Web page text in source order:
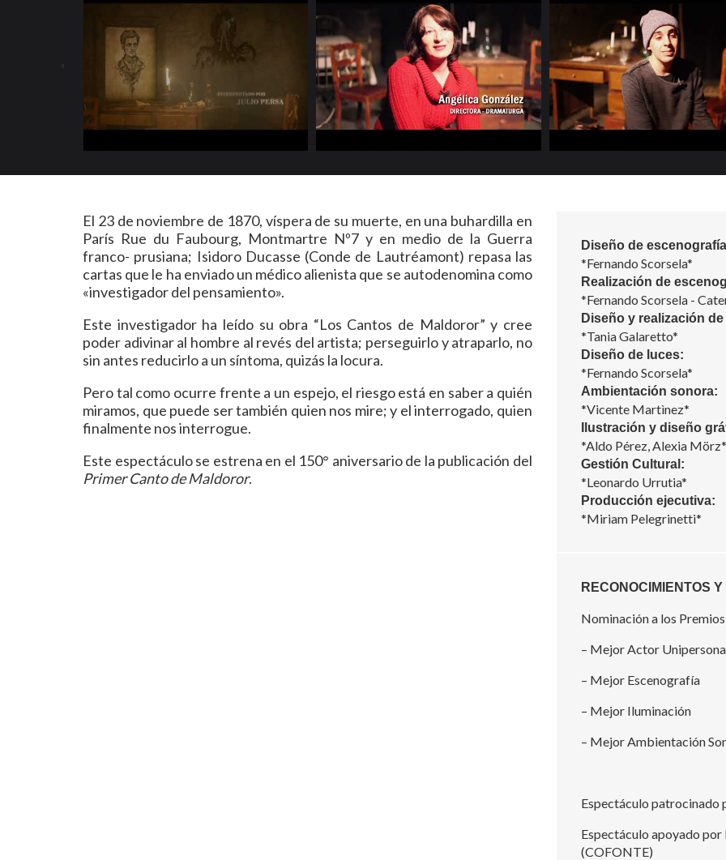
‹
El 23 de noviembre de 1870, víspera de su muerte, en una buhardilla en
París Rue du Faubourg, Montmartre Nº7 y en medio de la Guerra
franco- prusiana; Isidoro Ducasse (Conde de Lautréamont) repasa las
cartas que le ha enviado un médico alienista que se autodenomina como
«investigador del pensamiento».
Este investigador ha leído su obra “Los Cantos de Maldoror” y cree
poder adivinar al hombre al revés del artista; perseguirlo y atraparlo, no
sin antes reducirlo a un síntoma, quizás la locura.
Pero tal como ocurre frente a un espejo, el riesgo está en saber a quién
miramos, que puede ser también quien nos mire; y el interrogado, quien
finalmente nos interrogue.
Este espectáculo se estrena en el 150° aniversario de la publicación del
Primer Canto de Maldoror.
Diseño de
*Fernando Scorsela*
Realización de
*Fernando Scorsela -
Diseño y realización
*Tania Galaretto*
Diseño de luces:
*Fernando Scorsela*
Ambientación sonora:
*Vicente Martìnez*
Ilustración y diseño
*Aldo Pérez, Alexia Mörz*
Gestión Cultural:
*Leonardo Urrutia*
Producción ejecutiva:
*Miriam Pelegrinetti*
RECONOCIMIENTOS
Nominación a los
– Mejor Actor
– Mejor Escenografía
– Mejor Iluminación
– Mejor Ambientación
Espectáculo patrocinado
Espectáculo apoyado por
(COFONTE)